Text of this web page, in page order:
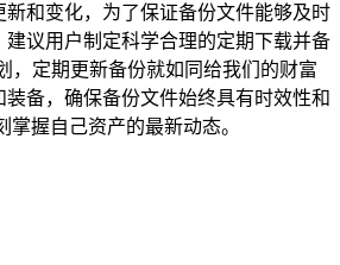
新和变化，为了保证备份文件能够及时
建议用户制定科学合理的定期下载并备
，定期更新备份就如同给我们的财富
备，确保备份文件始终具有时效性和
掌握自己资产的最新动态。